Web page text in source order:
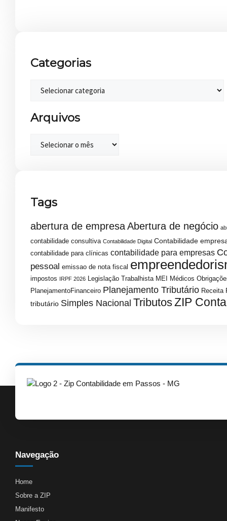
Categorias
Arquivos
Tags
abertura de empresaAbertura de negócio
contabilidade consultiva Contabilidade Digital Contabilidade
contabilidade para clínicas contabilidade para empresas
pessoal emissao de nota fiscal
impostos IRPF 2026 Legislação Trabalhista MEI Médicos
PlanejamentoFinanceiro Planejamento Tributário Receita
tributário Simples Nacional TributosZIP
Navegação
Home
Sobre a ZIP
Manifesto